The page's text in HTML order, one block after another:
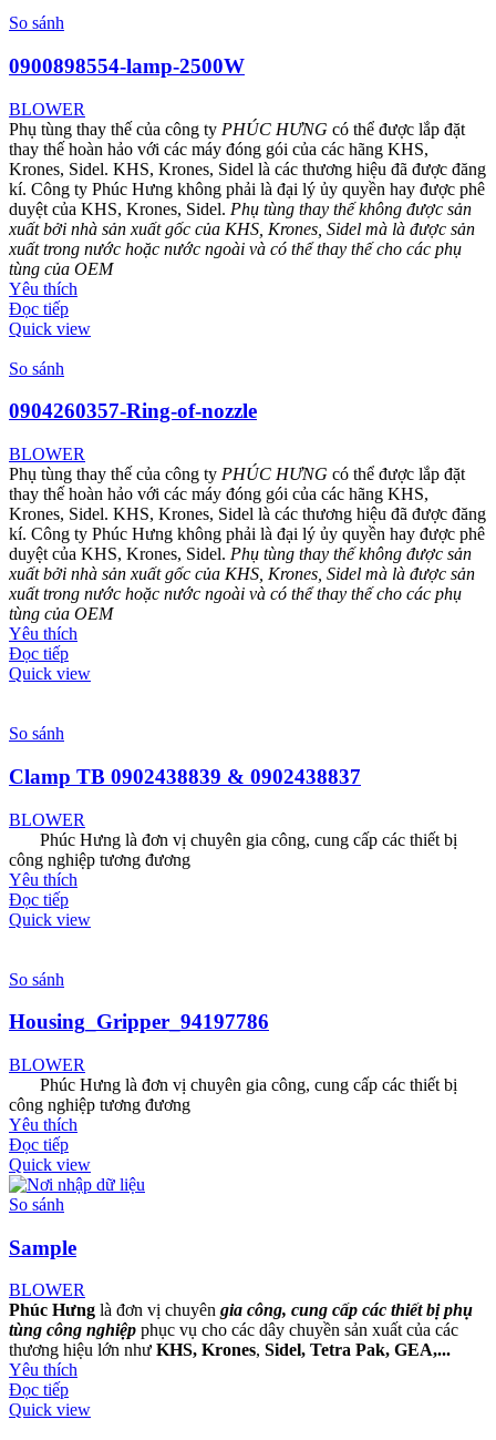
So sánh
0900898554-lamp-2500W
BLOWER
Phụ tùng thay thế của công ty PHÚC HƯNG có thể được lắp đặt
thay thế hoàn hảo với các máy đóng gói của các hãng KHS,
Krones, Sidel. KHS, Krones, Sidel là các thương hiệu đã được đăng
kí. Công ty Phúc Hưng không phải là đại lý ủy quyền hay được phê
duyệt của KHS, Krones, Sidel. Phụ tùng thay thế không được sản
xuất bởi nhà sản xuất gốc của KHS, Krones, Sidel mà là được sản
xuất trong nước hoặc nước ngoài và có thể thay thế cho các phụ
tùng của OEM
Yêu thích
Đọc tiếp
Quick view
So sánh
0904260357-Ring-of-nozzle
BLOWER
Phụ tùng thay thế của công ty PHÚC HƯNG có thể được lắp đặt
thay thế hoàn hảo với các máy đóng gói của các hãng KHS,
Krones, Sidel. KHS, Krones, Sidel là các thương hiệu đã được đăng
kí. Công ty Phúc Hưng không phải là đại lý ủy quyền hay được phê
duyệt của KHS, Krones, Sidel. Phụ tùng thay thế không được sản
xuất bởi nhà sản xuất gốc của KHS, Krones, Sidel mà là được sản
xuất trong nước hoặc nước ngoài và có thể thay thế cho các phụ
tùng của OEM
Yêu thích
Đọc tiếp
Quick view
So sánh
Clamp TB 0902438839 & 0902438837
BLOWER
Phúc Hưng là đơn vị chuyên gia công, cung cấp các thiết bị
công nghiệp tương đương
Yêu thích
Đọc tiếp
Quick view
So sánh
Housing_Gripper_94197786
BLOWER
Phúc Hưng là đơn vị chuyên gia công, cung cấp các thiết bị
công nghiệp tương đương
Yêu thích
Đọc tiếp
Quick view
So sánh
Sample
BLOWER
Phúc Hưng là đơn vị chuyên gia công, cung cấp các thiết bị phụ
tùng công nghiệp phục vụ cho các dây chuyền sản xuất của các
thương hiệu lớn như KHS, Krones, Sidel, Tetra Pak, GEA,...
Yêu thích
Đọc tiếp
Quick view